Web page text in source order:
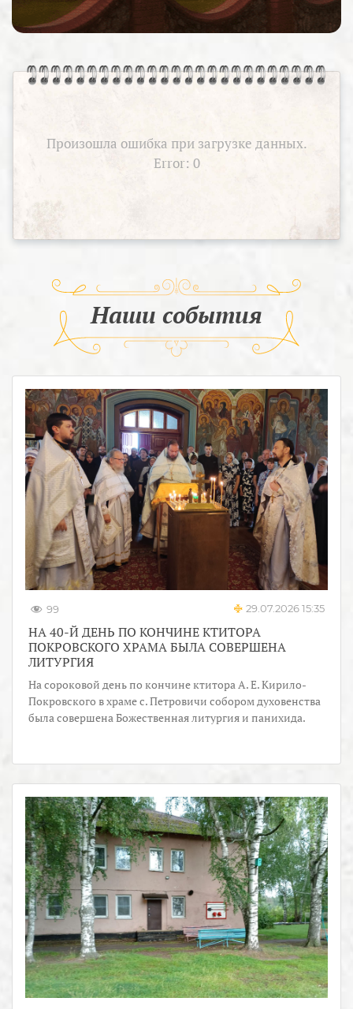
Произошла ошибка при загрузке данных.
Error: 0
Наши события
99 29.07.2026 15:35
НА 40-Й ДЕНЬ ПО КОНЧИНЕ КТИТОРА
ПОКРОВСКОГО ХРАМА БЫЛА СОВЕРШЕНА
ЛИТУРГИЯ
На сороковой день по кончине ктитора А. Е. Кирило-
Покровского в храме с. Петровичи собором духовенства
была совершена Божественная литургия и панихида.